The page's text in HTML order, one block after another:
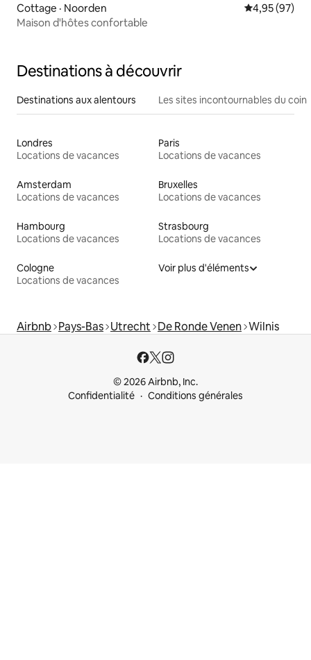
Cottage · Noorden Note
4,95 (97)
Maison d'hôtes confortable
Destinations à découvrir
Destinations aux alentours Les sites incontournables du coin
Londres
Locations de vacances
Paris
Locations de vacances
Amsterdam
Locations de vacances
Bruxelles
Locations de vacances
Hambourg
Locations de vacances
Strasbourg
Locations de vacances
Cologne
Locations de vacances
Voir plus d'éléments
Airbnb Pays-Bas Utrecht De Ronde Venen Wilnis
© 2026 Airbnb, Inc.
Confidentialité
Conditions générales